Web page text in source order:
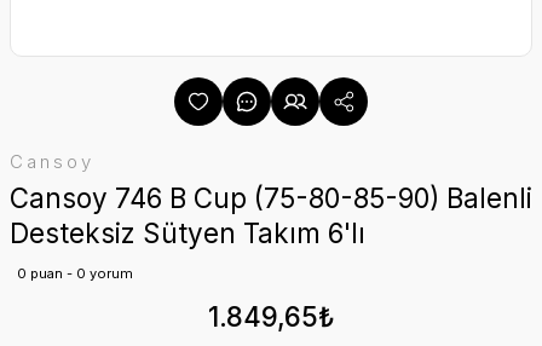
Cansoy
Cansoy 746 B Cup (75-80-85-90) Balenli
Desteksiz Sütyen Takım 6'lı
0 puan - 0 yorum
1.849,65₺